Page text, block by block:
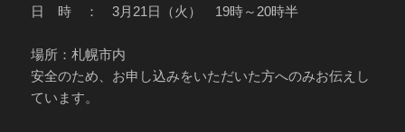
日 時 ： 3月21日（火） 19時～20時半
場所：札幌市内
安全のため、お申し込みをいただいた方へのみお伝えし
ています。